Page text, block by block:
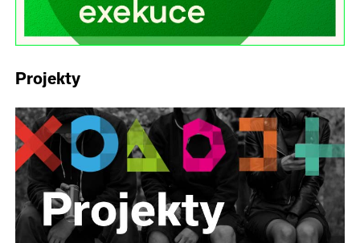
Projekty